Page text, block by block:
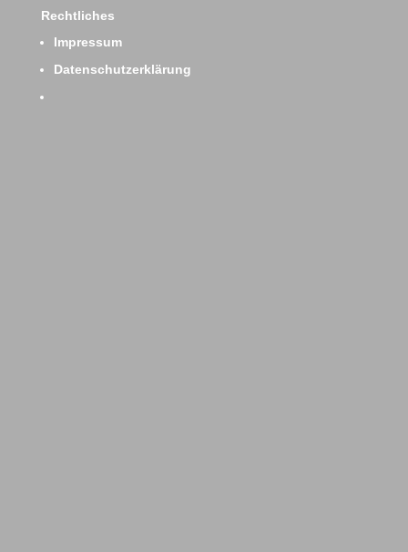
Rechtliches
Impressum
Datenschutzerklärung